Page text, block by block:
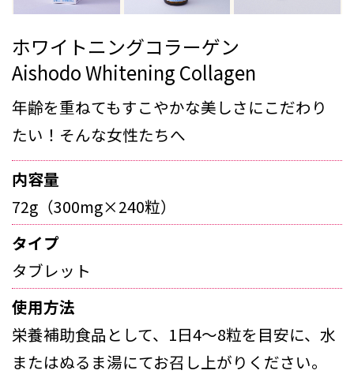
ホワイトニングコラーゲン
Aishodo Whitening Collagen
年齢を重ねてもすこやかな美しさにこだわり
たい！そんな女性たちへ
内容量
72g（300mg×240粒）
タイプ
タブレット
使用方法
栄養補助食品として、1日4～8粒を目安に、水
またはぬるま湯にてお召し上がりください。